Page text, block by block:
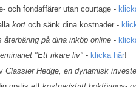
och fondaffärer utan courtage -
kort och sänk dina kostnader -
återbäring på dina inköp online -
"Ett rikare liv" - klicka här!
Classier Hedge, en dynamisk